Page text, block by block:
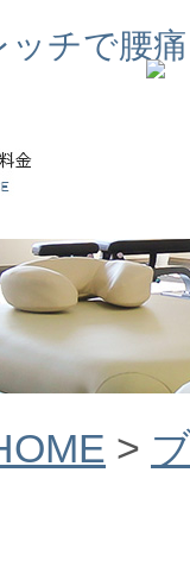
チで腰
>